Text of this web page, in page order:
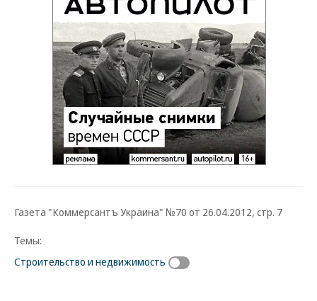
Газета "Коммерсантъ Украина" №70 от 26.04.2012, стр. 7
Темы:
Строительство и недвижимость